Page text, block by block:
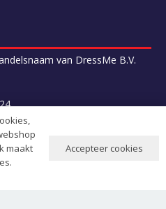
van DressMe B.V.
maakt
Accepteer cookies